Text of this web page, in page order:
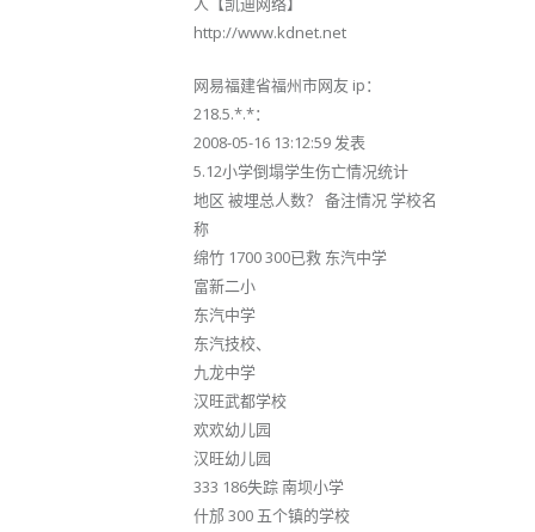
http://www.kdnet.net
网易福建省福州市网友 ip：
218.5.*.*：
2008-05-16 13:12:59 发表
5.12小学倒塌学生伤亡情况统计
地区 被埋总人数？ 备注情况 学校名
称
绵竹 1700 300已救 东汽中学
富新二小
东汽中学
东汽技校、
九龙中学
汉旺武都学校
欢欢幼儿园
汉旺幼儿园
333 186失踪 南坝小学
什邡 300 五个镇的学校